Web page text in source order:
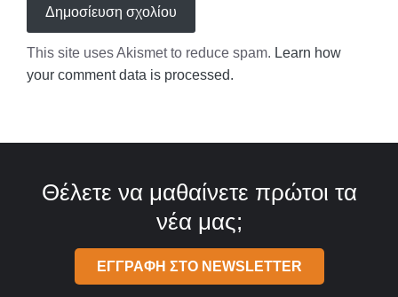
This site uses Akismet to reduce spam. Learn how
your comment data is processed.
Θέλετε να μαθαίνετε πρώτοι τα
νέα μας;
ΕΓΓΡΑΦΗ ΣΤΟ NEWSLETTER